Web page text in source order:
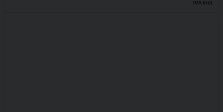
IVA incl.